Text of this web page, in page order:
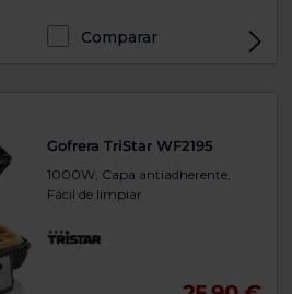
Comparar
Gofrera TriStar WF2195
1000W, Capa antiadherente,
Fácil de limpiar